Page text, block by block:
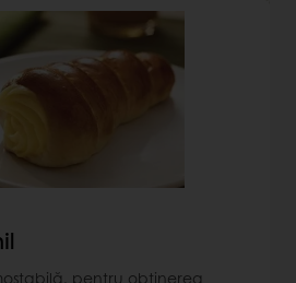
pentru obţinerea